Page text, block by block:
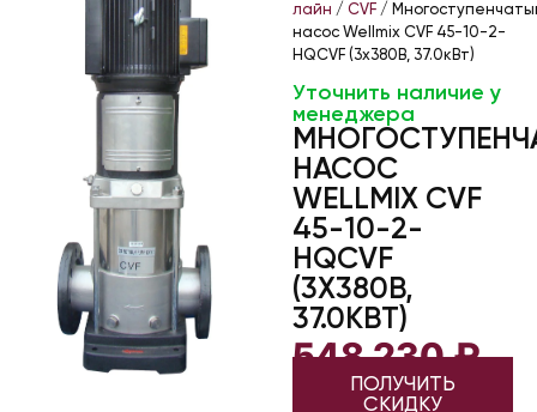
лайн / CVF /
насос Wellmix CVF 45-10-2-
HQCVF (3х380В, 37.0кВт)
Уточнить наличие у
менеджера
НАСОС
WELLMIX CVF
45-10-2-
HQCVF
(3Х380В,
37.0КВТ)
548 230₽
ПОЛУЧИТЬ
СКИДКУ